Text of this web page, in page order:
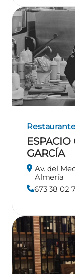
ESPACIO
GARCÍA
Av. del
Almería
673 38 02